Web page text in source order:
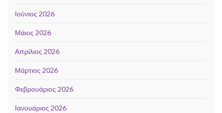
Ιούνιος 2026
Μάιος 2026
Απρίλιος 2026
Μάρτιος 2026
Φεβρουάριος 2026
Ιανουάριος 2026